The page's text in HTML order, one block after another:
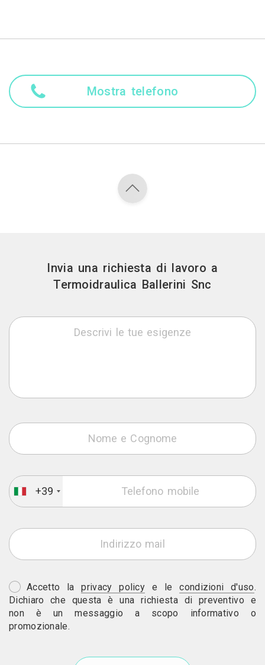
Mostra telefono
Invia una richiesta di lavoro a
Termoidraulica Ballerini Snc
+39
Accetto laprivacy policy e lecondizioni d'uso.
Dichiaro che questa è una richiesta di preventivo e
non è un messaggio a scopo informativo o
promozionale.